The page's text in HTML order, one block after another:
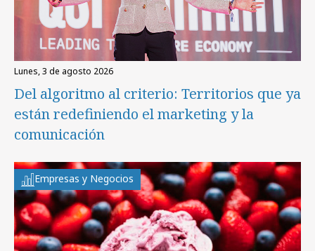
lunes, 3 de agosto 2026
Del algoritmo al criterio: Territorios que ya
están redefiniendo el marketing y la
comunicación
Empresas y Negocios